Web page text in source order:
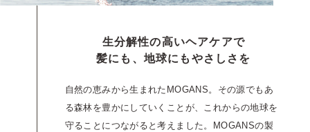
生分解性の高いヘアケアで
髪にも、地球にもやさしさを
自然の恵みから生まれたMOGANS。その源でもあ
る森林を豊かにしていくことが、これからの地球を
守ることにつながると考えました。MOGANSの製